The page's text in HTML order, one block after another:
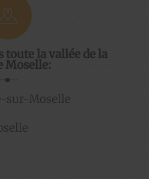
toute la vallée de la
Moselle:
sur-Moselle